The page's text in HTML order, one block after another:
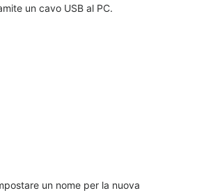
un cavo USB al PC.
un nome per la nuova